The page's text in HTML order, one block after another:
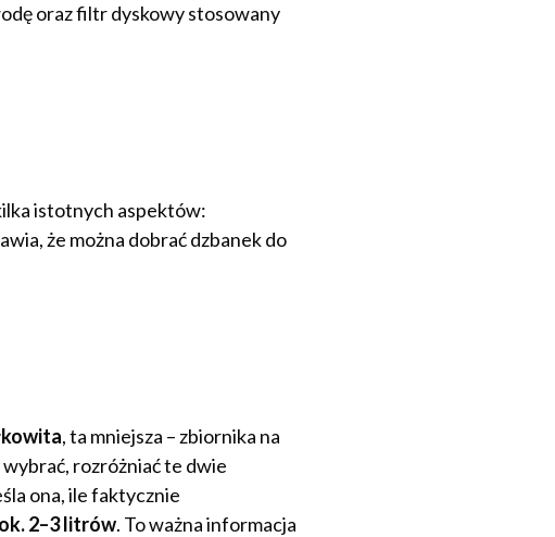
oraz filtr dyskowy stosowany
istotnych aspektów:
że można dobrać dzbanek do
, ta mniejsza – zbiornika na
rozróżniać te dwie
ona, ile faktycznie
2–3 litrów. To ważna informacja